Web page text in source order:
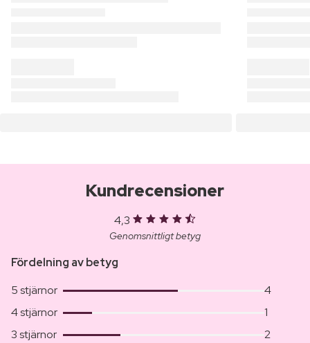
Kundrecensioner
4,3
Genomsnittligt betyg
Fördelning av betyg
5 stjärnor
4
4 stjärnor
1
3 stjärnor
2